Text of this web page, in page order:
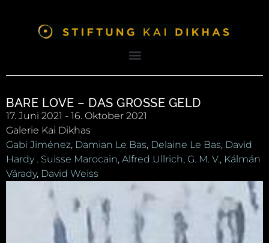
BARE LOVE – DAS GROSSE GELD
17. Juni 2021 - 16. Oktober 2021
Galerie Kai Dikhas
Gabi Jiménez, Damian Le Bas, Delaine Le Bas, David
Hardy . Suisse Marocain, Alfred Ullrich, G. M. V., Kálmán
Várady, David Weiss